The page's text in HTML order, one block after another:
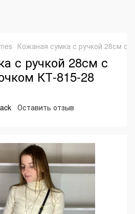
Кожаная сумка с ручкой 28см с
с ручкой 28см с
КТ-815-28
Оставить отзыв